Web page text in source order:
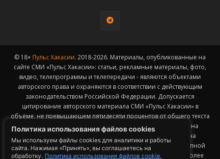
Политика использования файлов cookies
Мы используем файлы cookies для аналитики и работы
сайта. Нажимая «Принять», вы соглашаетесь на
обработку. Политика использования файлов cookie.
© 18+ Пульс Хакасии. 2018-2026. Материалы, опубликованные на
сайте СМИ «Пульс Хакасии»: статьи, рекламные материалы, фото,
видео, телепрограммы и телепередачи - являются объектами
авторского права и охраняются в соответствии с действующим
законодательством Российской Федерации. Допускается
цитирование авторского материала СМИ «Пульс Хакасии» в
объёме, не превышающем пятидесяти процентов от общего текста
публикации с обязательным размещением гиперссылки на
страницу заимствования материала. Гиперссылка должна
размещаться в тексте цитируемого материала и быть доступной
для индексации поисковыми системами. Заимствование более